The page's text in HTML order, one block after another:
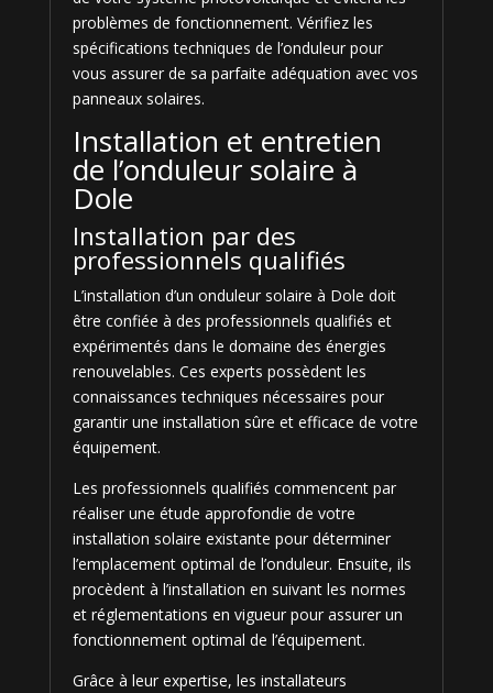
problèmes de fonctionnement. Vérifiez les
spécifications techniques de l’onduleur pour
vous assurer de sa parfaite adéquation avec vos
panneaux solaires.
Installation et entretien
de l’onduleur solaire à
Dole
Installation par des
professionnels qualifiés
L’installation d’un onduleur solaire à Dole doit
être confiée à des professionnels qualifiés et
expérimentés dans le domaine des énergies
renouvelables. Ces experts possèdent les
connaissances techniques nécessaires pour
garantir une installation sûre et efficace de votre
équipement.
Les professionnels qualifiés commencent par
réaliser une étude approfondie de votre
installation solaire existante pour déterminer
l’emplacement optimal de l’onduleur. Ensuite, ils
procèdent à l’installation en suivant les normes
et réglementations en vigueur pour assurer un
fonctionnement optimal de l’équipement.
Grâce à leur expertise, les installateurs